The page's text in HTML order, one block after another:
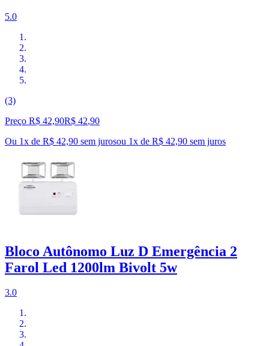
5.0
(3)
Preço R$ 42,90R$ 42,90
Ou 1x de R$ 42,90 sem jurosou 1x de R$ 42,90 sem juros
Bloco Autônomo Luz D Emergência 2
Farol Led 1200lm Bivolt 5w
3.0